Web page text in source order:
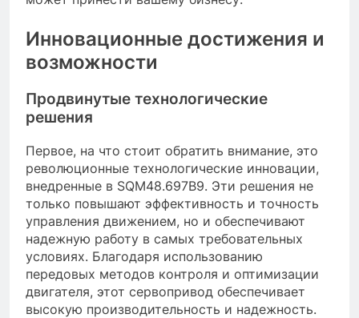
Инновационные достижения и
возможности
Продвинутые технологические
решения
Первое, на что стоит обратить внимание, это
революционные технологические инновации,
внедренные в SQM48.697B9. Эти решения не
только повышают эффективность и точность
управления движением, но и обеспечивают
надежную работу в самых требовательных
условиях. Благодаря использованию
передовых методов контроля и оптимизации
двигателя, этот сервопривод обеспечивает
высокую производительность и надежность.